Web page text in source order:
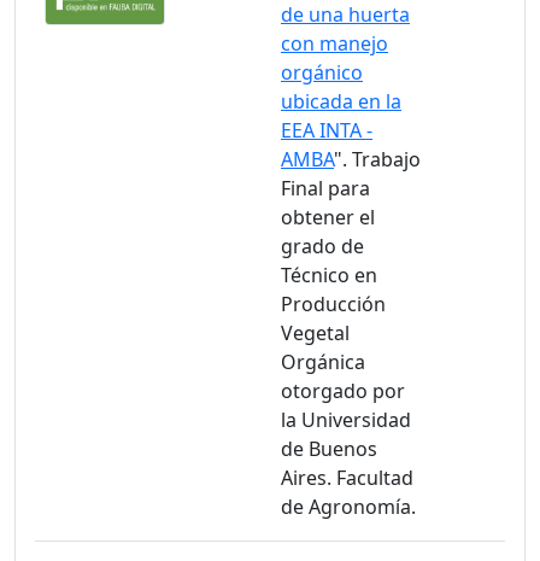
de una huerta
con manejo
orgánico
ubicada en la
EEA INTA -
AMBA". Trabajo
Final para
obtener el
grado de
Técnico en
Producción
Vegetal
Orgánica
otorgado por
la Universidad
de Buenos
Aires. Facultad
de Agronomía.